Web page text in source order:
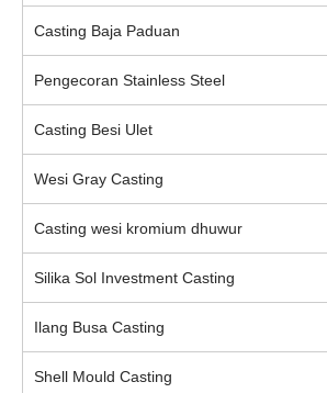
Casting Baja Paduan
Pengecoran Stainless Steel
Casting Besi Ulet
Wesi Gray Casting
Casting wesi kromium dhuwur
Silika Sol Investment Casting
Ilang Busa Casting
Shell Mould Casting